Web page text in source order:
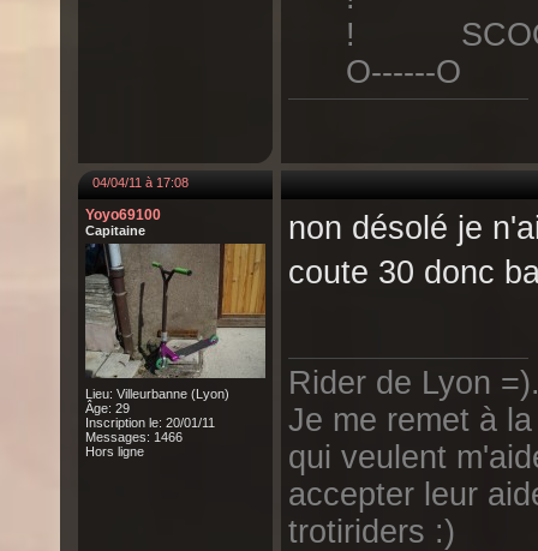
! SCOOT
O------O
04/04/11 à 17:08
Yoyo69100
Capitaine
Lieu: Villeurbanne (Lyon)
Âge: 29
Inscription le: 20/01/11
Messages: 1466
Hors ligne
non désolé je
coute 30 donc
Rider de Lyon
Je me remet à
qui veulent
accepter leur
trotiriders :)